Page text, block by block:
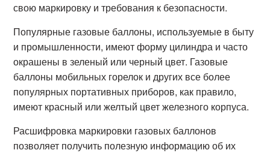
свою маркировку и требования к безопасности.
Популярные газовые баллоны, используемые в быту
и промышленности, имеют форму цилиндра и часто
окрашены в зеленый или черный цвет. Газовые
баллоны мобильных горелок и других все более
популярных портативных приборов, как правило,
имеют красный или желтый цвет железного корпуса.
Расшифровка маркировки газовых баллонов
позволяет получить полезную информацию об их